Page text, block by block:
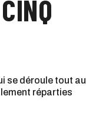
se déroule tout au
réparties